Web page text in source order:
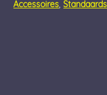
Accessoires,